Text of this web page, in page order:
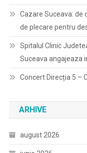
Cazare Suceava: de
de plecare pentru
Spitalul Clinic
Suceava angajeaza
Concert Direcția 5 –
ARHIVE
august 2026